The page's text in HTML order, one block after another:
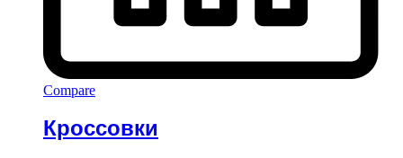
Compare
Кроссовки